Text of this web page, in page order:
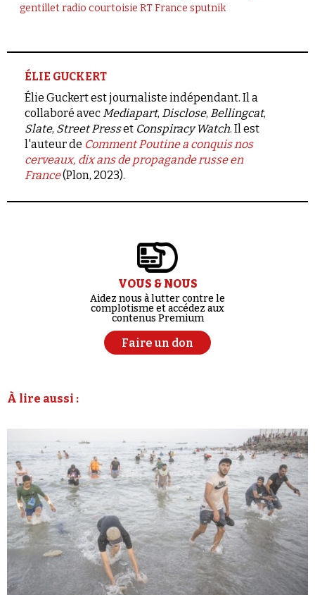
gentilletradio courtoisie RT France sputnik
ÉLIE GUCKERT
Élie Guckert est journaliste indépendant. Il a
collaboré avec Mediapart, Disclose, Bellingcat,
Slate, Street Presset Conspiracy Watch. Il est
l'auteur de Comment Poutine a conquis nos
cerveaux, dix ans de propagande russe en
France(Plon, 2023).
VOUS & NOUS
Aidez nous à lutter contre le
complotisme et accédez aux
contenus Premium
Faire un don
À lire aussi :